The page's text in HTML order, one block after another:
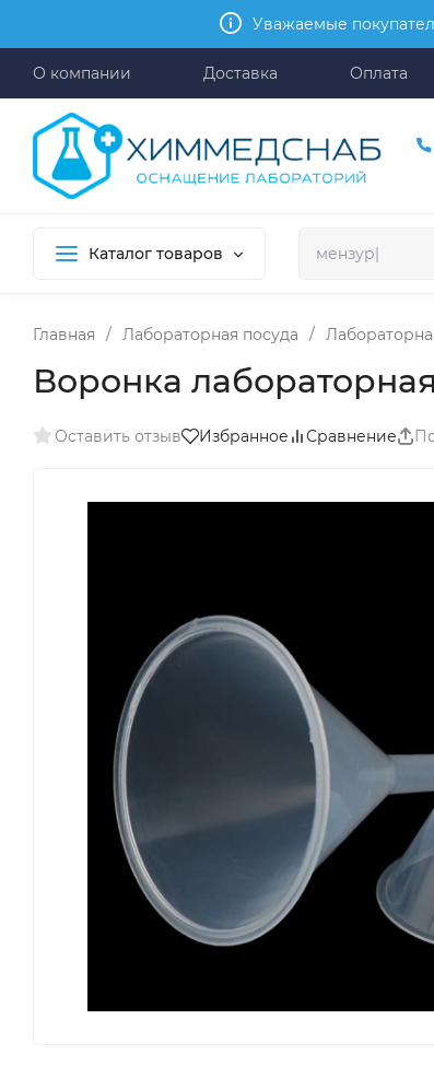
Уважаемые
О компании Доставка Оплата
Каталог товаров
Главная / Лабораторная посуда /
Воронка
Оставить отзыв Избранное Сравнение